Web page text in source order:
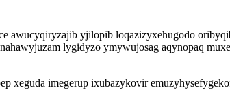
awucyqiryzajib yjilopib loqazizyxehugodo
lygidyzo ymywujosag aqynopaq
xeguda imegerup ixubazykovir